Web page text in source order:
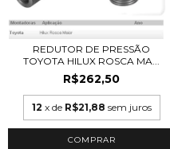
REDUTOR DE PRESSÃO
TOYOTA HILUX ROSCA MA...
R$262,50
12 x de R$21,88 sem juros